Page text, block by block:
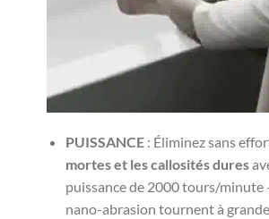
PUISSANCE: Éliminez sans
mortes et les callosités dures
puissance de 2000 tours/minute
nano-abrasion tournent à